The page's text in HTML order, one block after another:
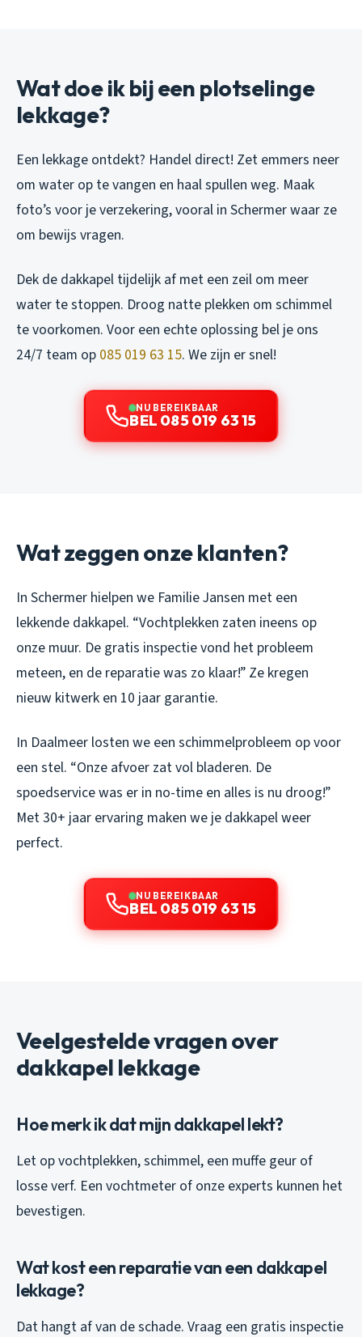
Wat doe ik bij een plotselinge
lekkage?
Een lekkage ontdekt? Handel direct! Zet emmers neer
om water op te vangen en haal spullen weg. Maak
foto’s voor je verzekering, vooral in Schermer waar ze
om bewijs vragen.
Dek de dakkapel tijdelijk af met een zeil om meer
water te stoppen. Droog natte plekken om schimmel
te voorkomen. Voor een echte oplossing bel je ons
24/7 team op 085 019 63 15. We zijn er snel!
NU BEREIKBAAR
BEL 085 019 63 15
Wat zeggen onze klanten?
In Schermer hielpen we Familie Jansen met een
lekkende dakkapel. “Vochtplekken zaten ineens op
onze muur. De gratis inspectie vond het probleem
meteen, en de reparatie was zo klaar!” Ze kregen
nieuw kitwerk en 10 jaar garantie.
In Daalmeer losten we een schimmelprobleem op voor
een stel. “Onze afvoer zat vol bladeren. De
spoedservice was er in no-time en alles is nu droog!”
Met 30+ jaar ervaring maken we je dakkapel weer
perfect.
NU BEREIKBAAR
BEL 085 019 63 15
Veelgestelde vragen over
dakkapel lekkage
Hoe merk ik dat mijn dakkapel lekt?
Let op vochtplekken, schimmel, een muffe geur of
losse verf. Een vochtmeter of onze experts kunnen het
bevestigen.
Wat kost een reparatie van een dakkapel
lekkage?
Dat hangt af van de schade. Vraag een gratis inspectie